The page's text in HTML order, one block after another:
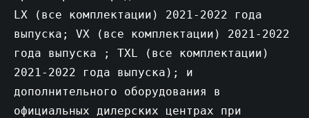
LX (все комплектации) 2021-2022 года
выпуска; VX (все комплектации) 2021-2022
года выпуска ; TXL (все комплектации)
2021-2022 года выпуска); и
дополнительного оборудования в
официальных дилерских центрах при